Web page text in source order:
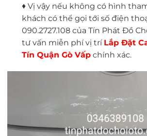
♦ Vị vậy nếu không có hình
khách có thể gọi tới số điện
090.2727.108 của Tín Phát Đồ
tư vấn miễn phí vị trí Lắp Đặt
Tín Quận Gò Vấp chính xác.